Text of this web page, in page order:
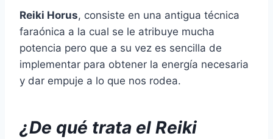
Reiki Horus, consiste en una antigua técnica
faraónica a la cual se le atribuye mucha
potencia pero que a su vez es sencilla de
implementar para obtener la energía necesaria
y dar empuje a lo que nos rodea.
¿De qué trata el Reiki